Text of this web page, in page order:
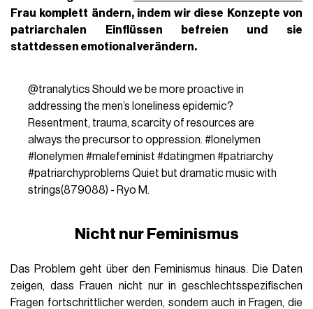
Frau komplett ändern, indem wir diese Konzepte von
patriarchalen Einflüssen befreien und sie
stattdessen emotional verändern.
@tranalytics Should we be more proactive in
addressing the men’s loneliness epidemic?
Resentment, trauma, scarcity of resources are
always the precursor to oppression. #lonelymen
#lonelymen #malefeminist #datingmen #patriarchy
#patriarchyproblems Quiet but dramatic music with
strings(879088) - Ryo M.
Nicht nur Feminismus
Das Problem geht über den Feminismus hinaus. Die Daten
zeigen, dass Frauen nicht nur in geschlechtsspezifischen
Fragen fortschrittlicher werden, sondern auch in Fragen, die